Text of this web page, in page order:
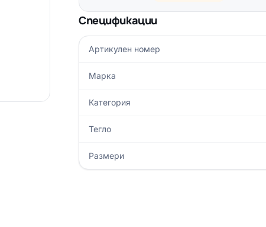
Спецификации
Артикулен номер
Марка
Категория
Тегло
Размери